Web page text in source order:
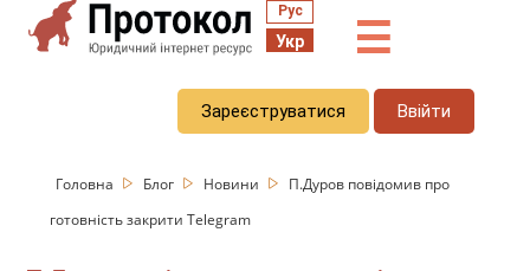
Рус
Укр ☰
Зареєструватися Ввійти
Головна Блог Новини
П.Дуров повідомив про
готовність закрити Telegram